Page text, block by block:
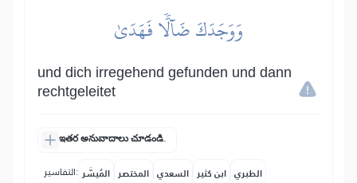
وَوَجَدَكَ ضَآلّٗا فَهَدَىٰ
und dich irregehend gefunden und dann
rechtgeleitet
ఇతర అనువాదాలు చూడండి.
التفاسير: المُيسَّر المختصر السعدي ابن كثير الطبري